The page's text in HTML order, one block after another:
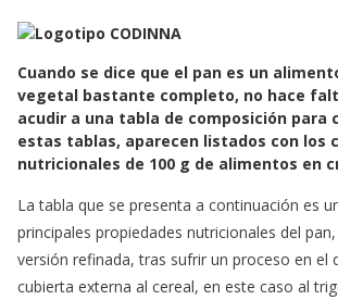
c
e
b
o
o
k
a
t
s
A
p
p
a
i
l
Cuando se dice que el pan es un
vegetal bastante completo, no hace
acudir a una tabla de composición para
estas tablas, aparecen listados con los
nutricionales de 100 g de alimentos en
La tabla que se presenta a continuación es
principales propiedades nutricionales del
versión refinada, tras sufrir un proceso en el
cubierta externa al cereal, en este caso al